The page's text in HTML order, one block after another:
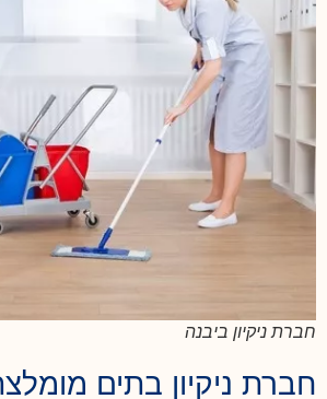
חברת ניקיון ביבנה
חברת ניקיון בתים